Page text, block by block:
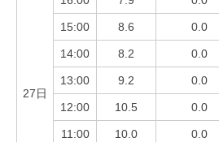
27日
15:00 8.6 0.0
14:00 8.2 0.0
13:00 9.2 0.0
12:00 10.5 0.0
11:00 10.0 0.0